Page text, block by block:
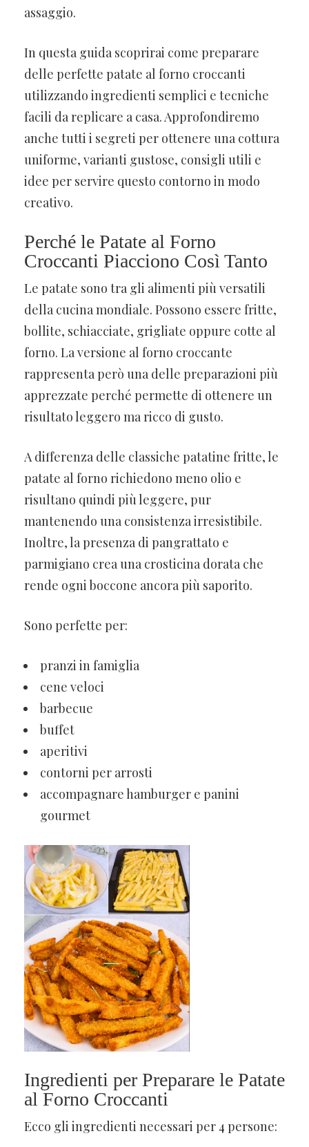
assaggio.
In questa guida scoprirai come preparare
delle perfette patate al forno croccanti
utilizzando ingredienti semplici e tecniche
facili da replicare a casa. Approfondiremo
anche tutti i segreti per ottenere una cottura
uniforme, varianti gustose, consigli utili e
idee per servire questo contorno in modo
creativo.
Perché le Patate al Forno
Croccanti Piacciono Così Tanto
Le patate sono tra gli alimenti più versatili
della cucina mondiale. Possono essere fritte,
bollite, schiacciate, grigliate oppure cotte al
forno. La versione al forno croccante
rappresenta però una delle preparazioni più
apprezzate perché permette di ottenere un
risultato leggero ma ricco di gusto.
A differenza delle classiche patatine fritte, le
patate al forno richiedono meno olio e
risultano quindi più leggere, pur
mantenendo una consistenza irresistibile.
Inoltre, la presenza di pangrattato e
parmigiano crea una crosticina dorata che
rende ogni boccone ancora più saporito.
Sono perfette per:
pranzi in famiglia
cene veloci
barbecue
buffet
aperitivi
contorni per arrosti
accompagnare hamburger e panini
gourmet
Ingredienti per Preparare le Patate
al Forno Croccanti
Ecco gli ingredienti necessari per 4 persone: